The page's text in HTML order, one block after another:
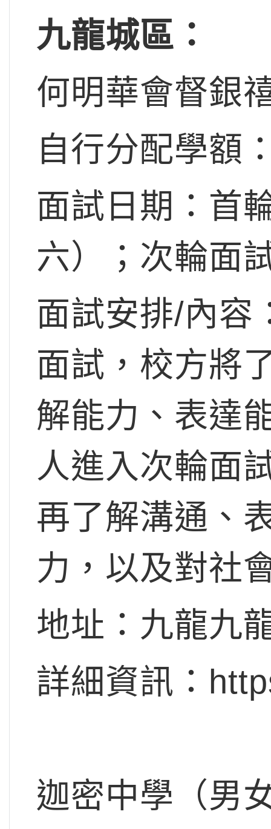
九龍城區：
何明華會督銀
自行分配學額
面試日期：首
六）；次輪面
面試安排/內容
面試，校方將
解能力、表達
人進入次輪面
再了解溝通、
力，以及對社
地址：九龍九
詳細資訊：
迦密中學（男